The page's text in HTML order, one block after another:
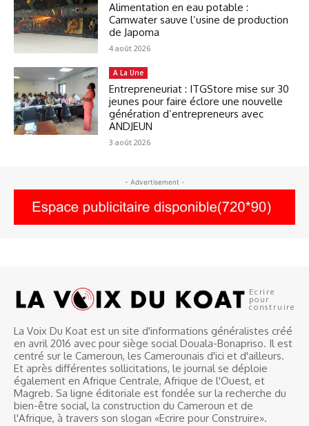
Alimentation en eau potable :
Camwater sauve l’usine de production
de Japoma
4 août 2026
A La Une
Entrepreneuriat : ITGStore mise sur 30
jeunes pour faire éclore une nouvelle
génération d’entrepreneurs avec
ANDJEUN
3 août 2026
- Advertisement -
Ecrire
pour
construire
La Voix Du Koat est un site d'informations généralistes créé
en avril 2016 avec pour siège social Douala-Bonapriso. Il est
centré sur le Cameroun, les Camerounais d'ici et d'ailleurs.
Et après différentes sollicitations, le journal se déploie
également en Afrique Centrale, Afrique de l'Ouest, et
Magreb. Sa ligne éditoriale est fondée sur la recherche du
bien-être social, la construction du Cameroun et de
l'Afrique, à travers son slogan «Ecrire pour Construire».